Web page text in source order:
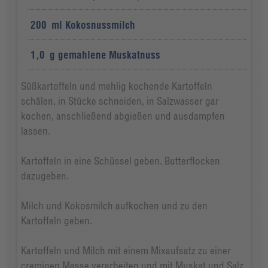
200 ml Kokosnussmilch
1,0 g gemahlene Muskatnuss
Süßkartoffeln und mehlig kochende Kartoffeln
schälen, in Stücke schneiden, in Salzwasser gar
kochen, anschließend abgießen und ausdampfen
lassen.
Kartoffeln in eine Schüssel geben. Butterflocken
dazugeben.
Milch und Kokosmilch aufkochen und zu den
Kartoffeln geben.
Kartoffeln und Milch mit einem Mixaufsatz zu einer
cremigen Masse verarbeiten und mit Muskat und Salz